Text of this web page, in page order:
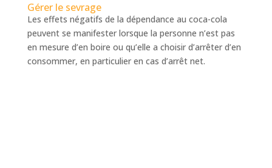
Gérer le sevrage
Les effets négatifs de la dépendance au coca-cola
peuvent se manifester lorsque la personne n’est pas
en mesure d’en boire ou qu’elle a choisir d’arrêter d’en
consommer, en particulier en cas d’arrêt net.